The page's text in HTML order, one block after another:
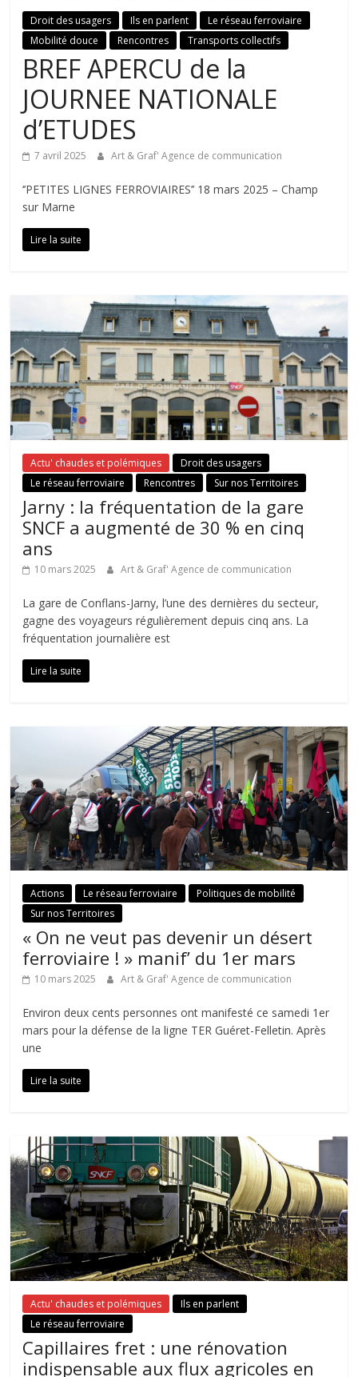
Droit des usagers Ils en parlent
Le réseau ferroviaire
Mobilité douce
Rencontres Transports collectifs
BREF APERCU de la
JOURNEE NATIONALE
d’ETUDES
7 avril 2025 Art & Graf' Agence de communication
‘’PETITES LIGNES FERROVIAIRES’’ 18 mars 2025 – Champ
sur Marne
Lire la suite
Actu' chaudes et polémiques
Droit des usagers
Le réseau ferroviaire
Rencontres Sur nos Territoires
Jarny : la fréquentation de la gare
SNCF a augmenté de 30 % en cinq
ans
10 mars 2025 Art & Graf' Agence de communication
La gare de Conflans-Jarny, l’une des dernières du secteur,
gagne des voyageurs régulièrement depuis cinq ans. La
fréquentation journalière est
Lire la suite
Actions Le réseau ferroviaire
Politiques de mobilité
Sur nos Territoires
« On ne veut pas devenir un désert
ferroviaire ! » manif’ du 1er mars
10 mars 2025 Art & Graf' Agence de communication
Environ deux cents personnes ont manifesté ce samedi 1er
mars pour la défense de la ligne TER Guéret-Felletin. Après
une
Lire la suite
Actu' chaudes et polémiques
Ils en parlent
Le réseau ferroviaire
Capillaires fret : une rénovation
indispensable aux flux agricoles en